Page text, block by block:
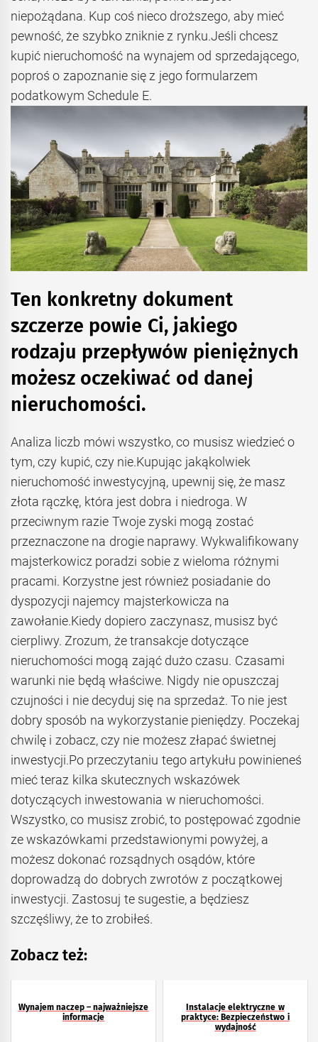
niepożądana. Kup coś nieco droższego, aby mieć
pewność, że szybko zniknie z rynku.Jeśli chcesz
kupić nieruchomość na wynajem od sprzedającego,
poproś o zapoznanie się z jego formularzem
podatkowym Schedule E.
Ten konkretny dokument
szczerze powie Ci, jakiego
rodzaju przepływów pieniężnych
możesz oczekiwać od danej
nieruchomości.
Analiza liczb mówi wszystko, co musisz wiedzieć o
tym, czy kupić, czy nie.Kupując jakąkolwiek
nieruchomość inwestycyjną, upewnij się, że masz
złota rączkę, która jest dobra i niedroga. W
przeciwnym razie Twoje zyski mogą zostać
przeznaczone na drogie naprawy. Wykwalifikowany
majsterkowicz poradzi sobie z wieloma różnymi
pracami. Korzystne jest również posiadanie do
dyspozycji najemcy majsterkowicza na
zawołanie.Kiedy dopiero zaczynasz, musisz być
cierpliwy. Zrozum, że transakcje dotyczące
nieruchomości mogą zająć dużo czasu. Czasami
warunki nie będą właściwe. Nigdy nie opuszczaj
czujności i nie decyduj się na sprzedaż. To nie jest
dobry sposób na wykorzystanie pieniędzy. Poczekaj
chwilę i zobacz, czy nie możesz złapać świetnej
inwestycji.Po przeczytaniu tego artykułu powinieneś
mieć teraz kilka skutecznych wskazówek
dotyczących inwestowania w nieruchomości.
Wszystko, co musisz zrobić, to postępować zgodnie
ze wskazówkami przedstawionymi powyżej, a
możesz dokonać rozsądnych osądów, które
doprowadzą do dobrych zwrotów z początkowej
inwestycji. Zastosuj te sugestie, a będziesz
szczęśliwy, że to zrobiłeś.
Zobacz też:
Wynajem naczep – najważniejsze
informacje
Instalacje elektryczne w
praktyce: Bezpieczeństwo i
wydajność